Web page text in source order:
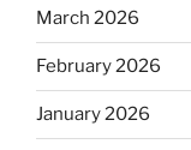
March 2026
February 2026
January 2026